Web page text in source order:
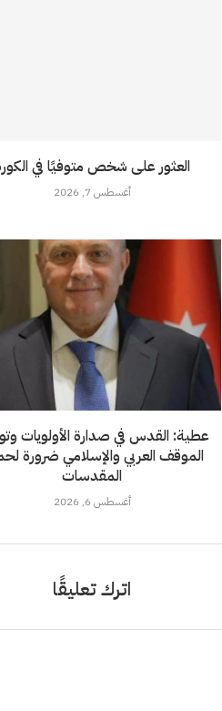
العثور على شخص متوفيًا في
أغسطس 7, 2026
عطية: القدس في صدارة الأولويات
الموقف العربي والإسلامي ضرورة
المقدسات
أغسطس 6, 2026
اترك تعليقًا